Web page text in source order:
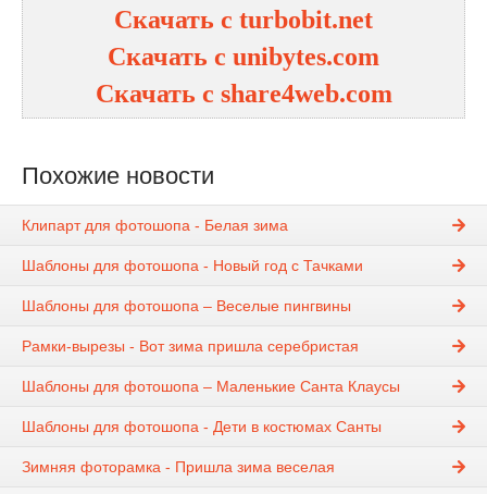
Скачать с turbobit.net
Скачать с unibytes.com
Скачать с share4web.com
Похожие новости
Клипарт для фотошопа - Белая зима
Шаблоны для фотошопа - Новый год с Тачками
Шаблоны для фотошопа – Веселые пингвины
Рамки-вырезы - Вот зима пришла серебристая
Шаблоны для фотошопа – Маленькие Санта Клаусы
Шаблоны для фотошопа - Дети в костюмах Санты
Зимняя фоторамка - Пришла зима веселая